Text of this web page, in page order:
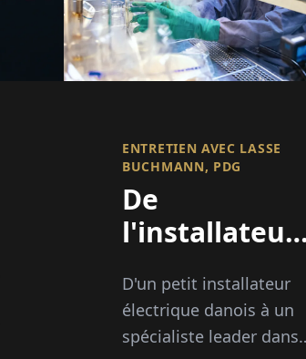
ENTRETIEN AVEC LASSE
BUCHMANN, PDG
De
l'installateur
systèmes
énergétiques
D'un petit installateur
électrique danois à un
spécialiste leader dans